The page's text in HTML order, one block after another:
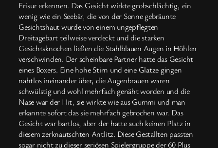
Frisur erkennen. Das Gesicht wirkte grobschlächtig, ein
wenig wie ein Seebär, die von der Sonne gebräunte
Gesichtshaut wurde von einem ungepflegten
Dreitagebart teilweise verdeckt und die starken
Gesichtsknochen ließen die Stahlblauen Augen in Höhlen
verschwinden. Der scheinbare Partner hatte das Gesicht
eines Boxers. Eine hohe Stirn und eine Glatze gingen
nahtlos ineinander über, die Augenbrauen waren
schwülstig und wohl mehrfach genäht worden und die
Nase war der Hit, sie wirkte wie aus Gummi und man
erkannte sofort das sie mehrfach gebrochen war. Das
Gesicht war bartlos, aber der hatte auch keinen Platz in
diesem zerknautschten Antlitz. Diese Gestallten passten
sogar nicht zu dieser seriösen Spielergruppe der 60 Plus